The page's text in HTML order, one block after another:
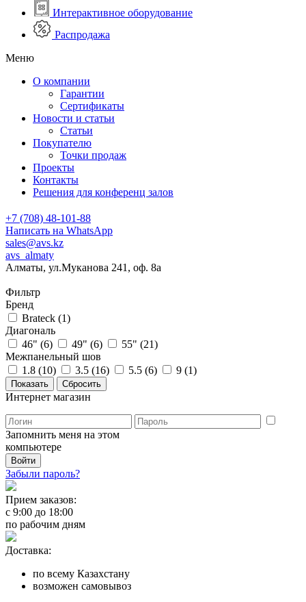
Интерактивное оборудование
Распродажа
Меню
О компании
Гарантии
Сертификаты
Новости и статьи
Статьи
Покупателю
Точки продаж
Проекты
Контакты
Решения для конференц залов
+7 (708) 48-101-88
Написать на WhatsApp
sales@avs.kz
avs_almaty
Алматы, ул.Муканова 241, оф. 8а
Фильтр
Бренд
Brateck (1)
Диагональ
46" (6) 49" (6) 55" (21)
Межпанельный шов
1.8 (10) 3.5 (16) 5.5 (6) 9 (1)
Интернет магазин
Запомнить меня на этом
компьютере
Забыли пароль?
Прием заказов:
с 9:00 до 18:00
по рабочим дням
Доставка:
по всему Казахстану
возможен самовывоз